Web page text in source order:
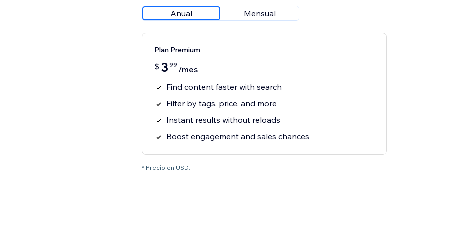
Anual Mensual
Plan Premium
$ 3 99 /mes
Find content faster with search
Filter by tags, price, and more
Instant results without reloads
Boost engagement and sales chances
* Precio en USD.